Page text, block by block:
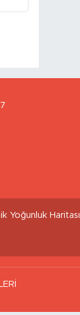
Yoğunluk Haritası